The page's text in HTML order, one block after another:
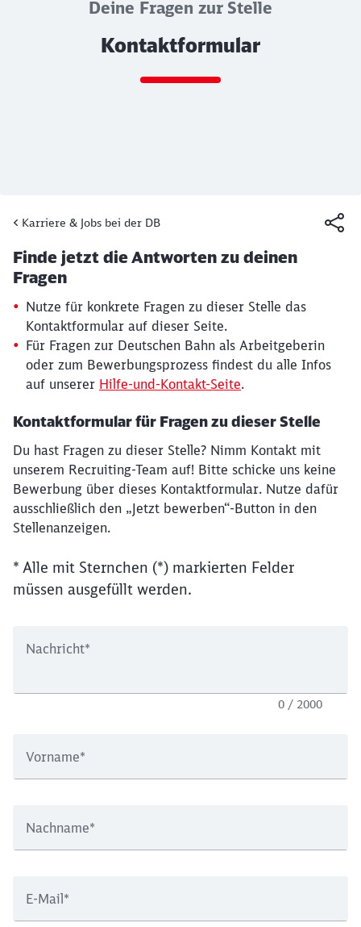
Deine Fragen zur Stelle
Kontaktformular
Ende des Sliders
Karriere & Jobs bei der DB
19. März 2026, 15:13 Uhr
Artikel:
Kontaktformular
Finde jetzt die Antworten zu deinen
Fragen
Nutze für konkrete Fragen zu dieser Stelle das
Kontaktformular auf dieser Seite.
Für Fragen zur Deutschen Bahn als Arbeitgeberin
oder zum Bewerbungsprozess findest du alle Infos
auf unserer Hilfe-und-Kontakt-Seite.
Kontaktformular für Fragen zu dieser Stelle
Du hast Fragen zu dieser Stelle? Nimm Kontakt mit
unserem Recruiting-Team auf! Bitte schicke uns keine
Bewerbung über dieses Kontaktformular. Nutze dafür
ausschließlich den „Jetzt bewerben“-Button in den
Stellenanzeigen.
* Alle mit Sternchen (*) markierten Felder
müssen ausgefüllt werden.
Nachricht*
0 / 2000
Vorname*
Nachname*
E-Mail*